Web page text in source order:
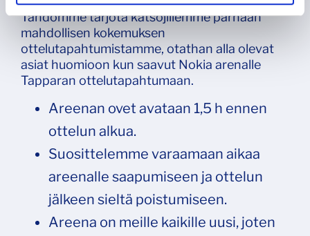
Tahdomme tarjota katsojillemme parhaan
mahdollisen kokemuksen
ottelutapahtumistamme, otathan alla olevat
asiat huomioon kun saavut Nokia arenalle
Tapparan ottelutapahtumaan.
Areenan ovet avataan 1,5 h ennen
ottelun alkua.
Suosittelemme varaamaan aikaa
areenalle saapumiseen ja ottelun
jälkeen sieltä poistumiseen.
Areena on meille kaikille uusi, joten